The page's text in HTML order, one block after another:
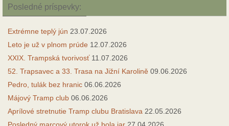
Posledné príspevky:
Extrémne teplý jún 23.07.2026
Leto je už v plnom prúde 12.07.2026
XXIX. Trampská tvorivosť 11.07.2026
52. Trapsavec a 33. Trasa na Jižní Karolině 09.06.2026
Pedro, tulák bez hranic 06.06.2026
Májový Tramp club 06.06.2026
Aprílové stretnutie Tramp clubu Bratislava 22.05.2026